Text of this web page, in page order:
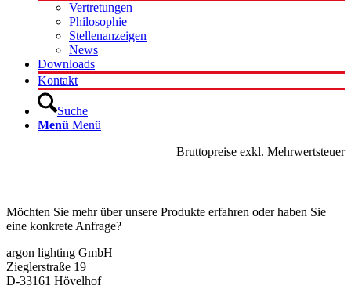
Vertretungen
Philosophie
Stellenanzeigen
News
Downloads
Kontakt
Suche
Menü Menü
Bruttopreise exkl. Mehrwertsteuer
Möchten Sie mehr über unsere Produkte erfahren oder haben Sie
eine konkrete Anfrage?
argon lighting GmbH
Zieglerstraße 19
D-33161 Hövelhof